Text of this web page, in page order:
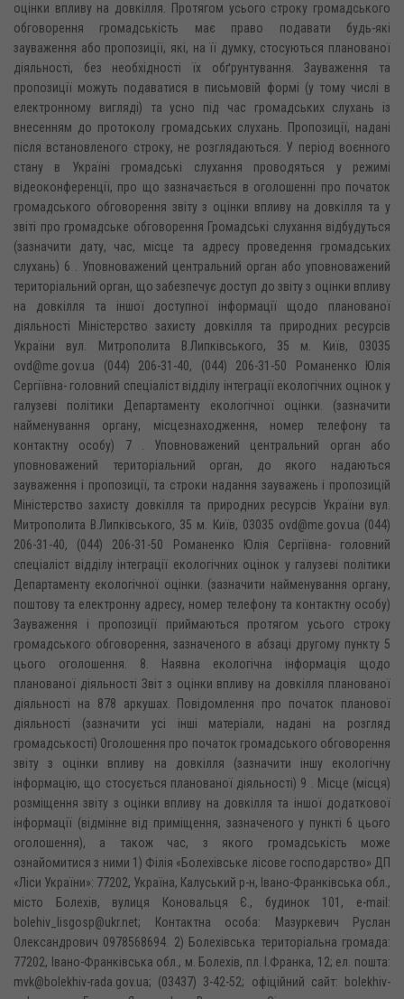
оцінки впливу на довкілля. Протягом усього строку громадського
обговорення громадськість має право подавати будь-які
зауваження або пропозиції, які, на її думку, стосуються планованої
діяльності, без необхідності їх обґрунтування. Зауваження та
пропозиції можуть подаватися в письмовій формі (у тому числі в
електронному вигляді) та усно під час громадських слухань із
внесенням до протоколу громадських слухань. Пропозиції, надані
після встановленого строку, не розглядаються. У період воєнного
стану в Україні громадські слухання проводяться у режимі
відеоконференції, про що зазначається в оголошенні про початок
громадського обговорення звіту з оцінки впливу на довкілля та у
звіті про громадське обговорення Громадські слухання відбудуться
(зазначити дату, час, місце та адресу проведення громадських
слухань) 6 . Уповноважений центральний орган або уповноважений
територіальний орган, що забезпечує доступ до звіту з оцінки впливу
на довкілля та іншої доступної інформації щодо планованої
діяльності Міністерство захисту довкілля та природних ресурсів
України вул. Митрополита В.Липківського, 35 м. Київ, 03035
ovd@me.gov.ua (044) 206-31-40, (044) 206-31-50 Романенко Юлія
Сергіївна- головний спеціаліст відділу інтеграції екологічних оцінок у
галузеві політики Департаменту екологічної оцінки. (зазначити
найменування органу, місцезнаходження, номер телефону та
контактну особу) 7 . Уповноважений центральний орган або
уповноважений територіальний орган, до якого надаються
зауваження і пропозиції, та строки надання зауважень і пропозицій
Міністерство захисту довкілля та природних ресурсів України вул.
Митрополита В.Липківського, 35 м. Київ, 03035 ovd@me.gov.ua (044)
206-31-40, (044) 206-31-50 Романенко Юлія Сергіївна- головний
спеціаліст відділу інтеграції екологічних оцінок у галузеві політики
Департаменту екологічної оцінки. (зазначити найменування органу,
поштову та електронну адресу, номер телефону та контактну особу)
Зауваження і пропозиції приймаються протягом усього строку
громадського обговорення, зазначеного в абзаці другому пункту 5
цього оголошення. 8. Наявна екологічна інформація щодо
планованої діяльності Звіт з оцінки впливу на довкілля планованої
діяльності на 878 аркушах. Повідомлення про початок планової
діяльності (зазначити усі інші матеріали, надані на розгляд
громадськості) Оголошення про початок громадського обговорення
звіту з оцінки впливу на довкілля (зазначити іншу екологічну
інформацію, що стосується планованої діяльності) 9 . Місце (місця)
розміщення звіту з оцінки впливу на довкілля та іншої додаткової
інформації (відмінне від приміщення, зазначеного у пункті 6 цього
оголошення), а також час, з якого громадськість може
ознайомитися з ними 1) Філія «Болехівське лісове господарство» ДП
«Ліси України»: 77202, Україна, Калуський р-н, Івано-Франківська обл.,
місто Болехів, вулиця Коновальця Є., будинок 101, e-mail:
bolehiv_lisgosp@ukr.net; Контактна особа: Мазуркевич Руслан
Олександрович 0978568694. 2) Болехівська територіальна громада:
77202, Івано-Франківська обл., м. Болехів, пл. І.Франка, 12; ел. пошта:
mvk@bolekhiv-rada.gov.ua; (03437) 3-42-52; офіційний сайт: bolekhiv-